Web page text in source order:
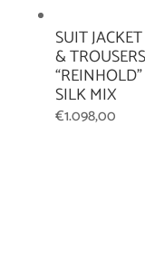
SUIT
& TROUSERS
SILK MIX
€1.098,00